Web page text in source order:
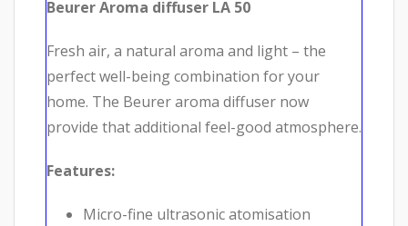
Beurer Aroma diffuser LA 50
Fresh air, a natural aroma and light – the
perfect well-being combination for your
home. The Beurer aroma diffuser now
provide that additional feel-good atmosphere.
Features:
Micro-fine ultrasonic atomisation